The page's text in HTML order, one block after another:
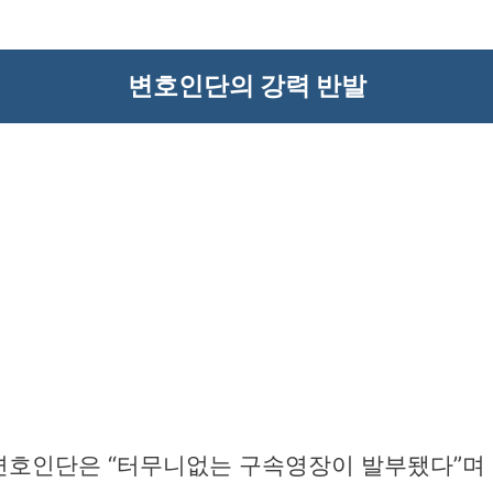
변호인단의 강력 반발
인단은 “터무니없는 구속영장이 발부됐다”며